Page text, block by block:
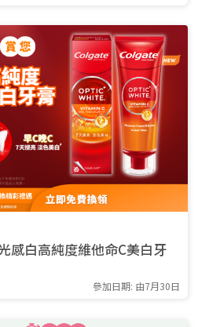
感白高純度維他命C美白牙
參加日期: 由7月30日